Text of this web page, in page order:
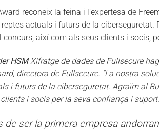
reconeix la feina i l’expertesa de
actuals i futurs de la ciberseguretat.
així com als seus clients i socis,
HSMXifratge de dades de Fullsecure
directora de Fullsecure. “La nostra
i futurs de la ciberseguretat. Agraïm al
i socis per la seva confiança i suport.
ser la primera empresa